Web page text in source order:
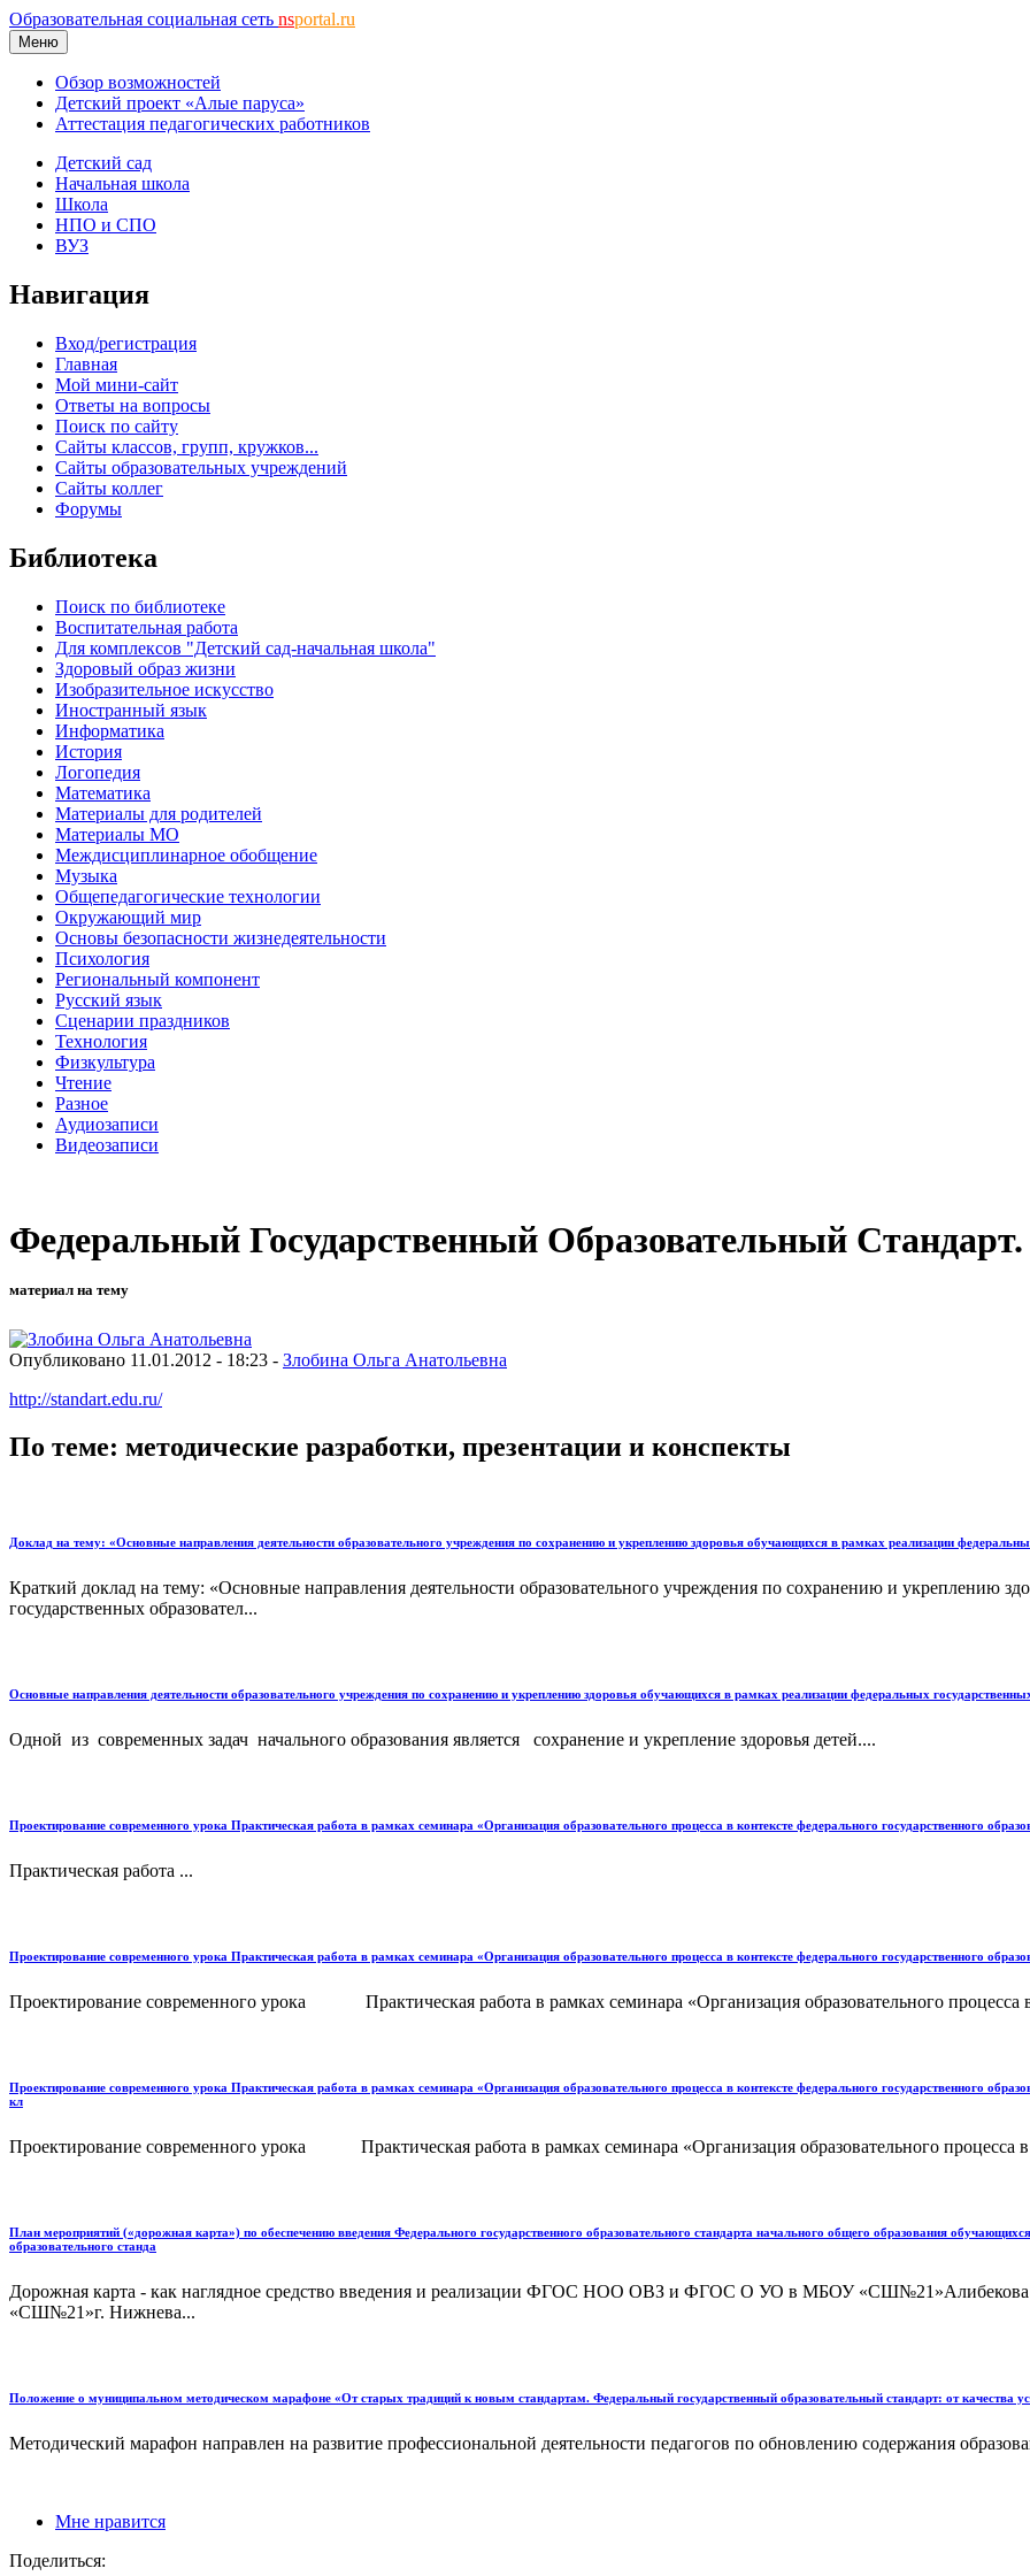
Образовательная социальная сеть nsportal.ru
Меню
Обзор возможностей
Детский проект «Алые паруса»
Аттестация педагогических работников
Детский сад
Начальная школа
Школа
НПО и СПО
ВУЗ
Навигация
Вход/регистрация
Главная
Мой мини-сайт
Ответы на вопросы
Поиск по сайту
Сайты классов, групп, кружков...
Сайты образовательных учреждений
Сайты коллег
Форумы
Библиотека
Поиск по библиотеке
Воспитательная работа
Для комплексов "Детский сад-начальная школа"
Здоровый образ жизни
Изобразительное искусство
Иностранный язык
Информатика
История
Логопедия
Математика
Материалы для родителей
Материалы МО
Междисциплинарное обобщение
Музыка
Общепедагогические технологии
Окружающий мир
Основы безопасности жизнедеятельности
Психология
Региональный компонент
Русский язык
Сценарии праздников
Технология
Физкультура
Чтение
Разное
Аудиозаписи
Видеозаписи
Федеральный Государственный Образовательный Стандарт.
материал на тему
Опубликовано 11.01.2012 - 18:23 - Злобина Ольга Анатольевна
http://standart.edu.ru/
По теме: методические разработки, презентации и конспекты
Доклад на тему: «Основные направления деятельности образовательного учреждения по сохранению и укреплению здоровья обучающихся в рамках реализации
Краткий доклад на тему: «Основные направления деятельности образовательного учреждения по сохранению и укреплению
государственных образовател...
Основные направления деятельности образовательного учреждения по сохранению и укреплению здоровья обучающихся в рамках реализации федеральных
Одной из современных задач начального образования является сохранение и укрепление здоровья детей....
Проектирование современного урока Практическая работа в рамках семинара «Организация образовательного процесса в контексте федерального государственного
Практическая работа ...
Проектирование современного урока Практическая работа в рамках семинара «Организация образовательного процесса в контексте федерального государственного
Проектирование современного урока Практическая работа в рамках семинара «Организация образовательного процесса в
Проектирование современного урока Практическая работа в рамках семинара «Организация образовательного процесса в контексте федерального государственного
кл
Проектирование современного урока Практическая работа в рамках семинара «Организация образовательного процесса в
План мероприятий («дорожная карта») по обеспечению введения Федерального государственного образовательного стандарта начального общего образования
образовательного станда
Дорожная карта - как наглядное средство введения и реализации ФГОС НОО ОВЗ и ФГОС О УО в МБОУ «СШ№21»Алибекова
«СШ№21»г. Нижнева...
Положение о муниципальном методическом марафоне «От старых традиций к новым стандартам. Федеральный государственный образовательный стандарт: от качества
Методический марафон направлен на развитие профессиональной деятельности педагогов по обновлению содержания
Мне нравится
Поделиться: